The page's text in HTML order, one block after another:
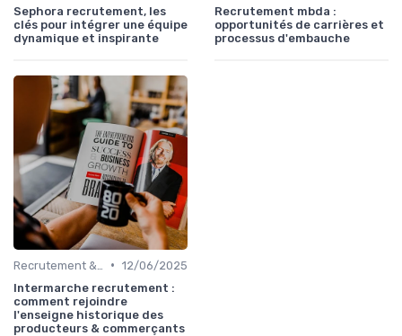
Sephora recrutement, les
clés pour intégrer une équipe
dynamique et inspirante
Recrutement mbda :
opportunités de carrières et
processus d'embauche
• 12/06/2025
Intermarche recrutement :
comment rejoindre
l'enseigne historique des
producteurs & commerçants